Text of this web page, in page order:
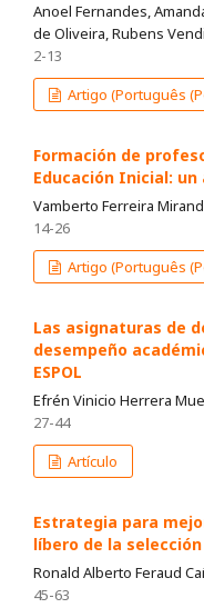
Anoel Fernandes,
de Oliveira, Rubens
2-13
Artigo (Português
Formación de
Educación Inicial:
Vamberto Ferreira
14-26
Artigo (Português
Las asignaturas de
desempeño
ESPOL
Efrén Vinicio Herrera
27-44
Artículo
Estrategia para
líbero de la selección
Ronald Alberto Feraud
45-63